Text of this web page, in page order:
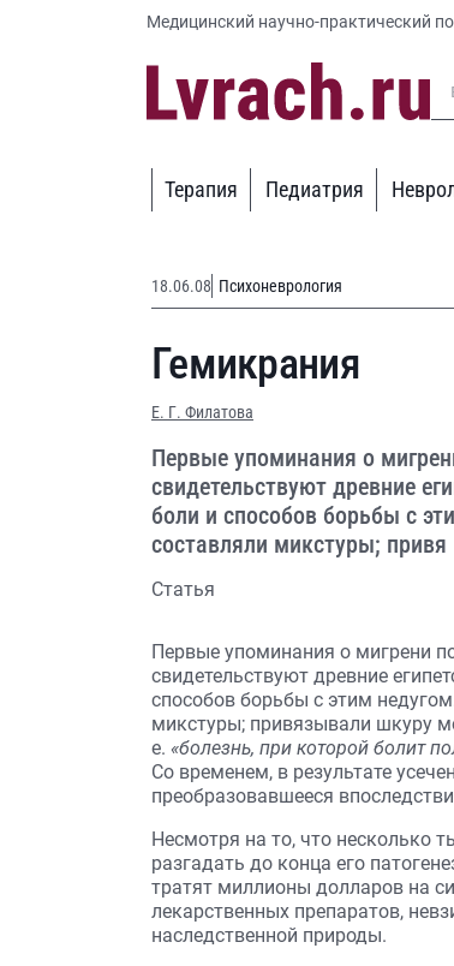
Медицинский научно-практический
Терапия Педиатрия
18.06.08 Психоневрология
Гемикрания
Е. Г. Филатова
Первые упоминания о
свидетельствуют древние
боли и способов борьбы с
составляли микстуры; привя
Статья
Первые упоминания о мигрени
свидетельствуют древние
способов борьбы с этим
микстуры; привязывали шкуру
е. «болезнь, при которой болит
Со временем, в результате
преобразовавшееся
Несмотря на то, что несколько
разгадать до конца его
тратят миллионы долларов на
лекарственных препаратов,
наследственной природы.